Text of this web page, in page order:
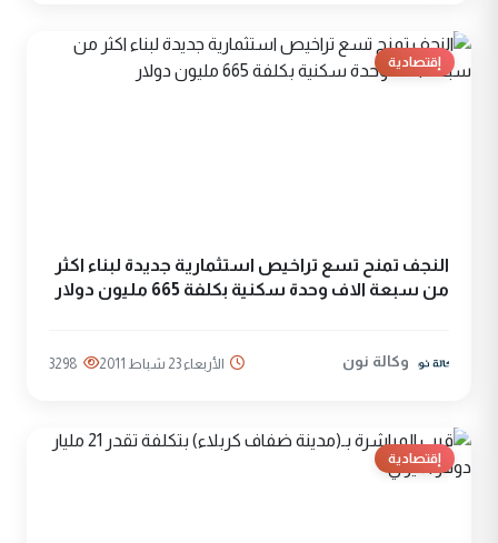
إقتصادية
النجف تمنح تسع تراخيص استثمارية جديدة لبناء اكثر
من سبعة الاف وحدة سكنية بكلفة 665 مليون دولار
وكالة نون الأربعاء 23 شباط 2011 3298
إقتصادية